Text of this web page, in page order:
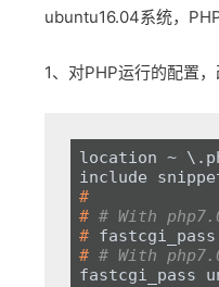
ubuntu16.04系统，
1、对PHP运行的配置
location ~
#
# # With
# fastcgi_pass
# # With
fastcgi_pass